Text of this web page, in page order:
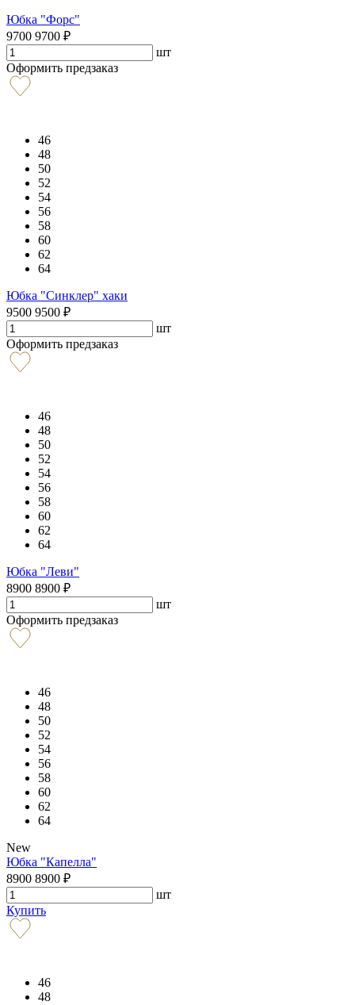
Юбка "Форс"
9700 9700 ₽
шт
Оформить предзаказ
46
48
50
52
54
56
58
60
62
64
Юбка "Синклер" хаки
9500 9500 ₽
шт
Оформить предзаказ
46
48
50
52
54
56
58
60
62
64
Юбка "Леви"
8900 8900 ₽
шт
Оформить предзаказ
46
48
50
52
54
56
58
60
62
64
New
Юбка "Капелла"
8900 8900 ₽
шт
Купить
46
48